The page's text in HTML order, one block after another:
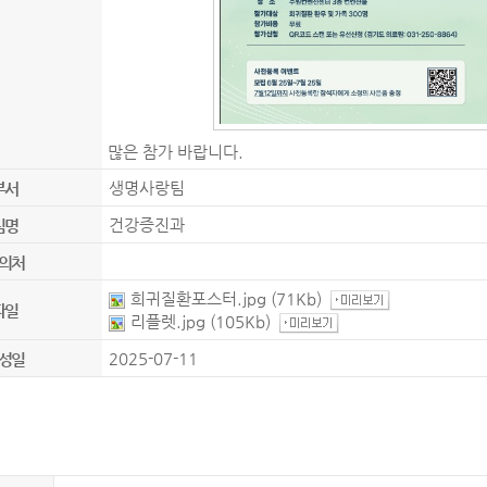
많은 참가 바랍니다.
서
생명사랑팀
명 건강증진과
처
일
희귀질환포스터.jpg (71Kb)
리플렛.jpg (105Kb)
일 2025-07-11